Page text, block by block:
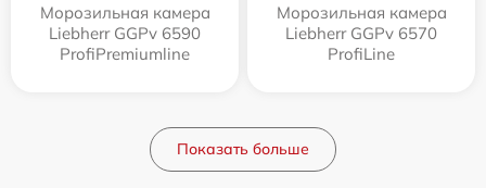
Морозильная камера
Liebherr GGPv 6590
ProfiPremiumline
Морозильная камера
Liebherr GGPv 6570
ProfiLine
Показать больше